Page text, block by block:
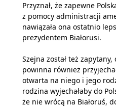
Przyznał, że zapewne
z pomocy administracji
nawiązała ona ostatnio
prezydentem Białorusi.
Szejna został też
powinna również
otwarta na niego i jego
rodzina wyjechałaby do
że nie wrócą na Białoruś,